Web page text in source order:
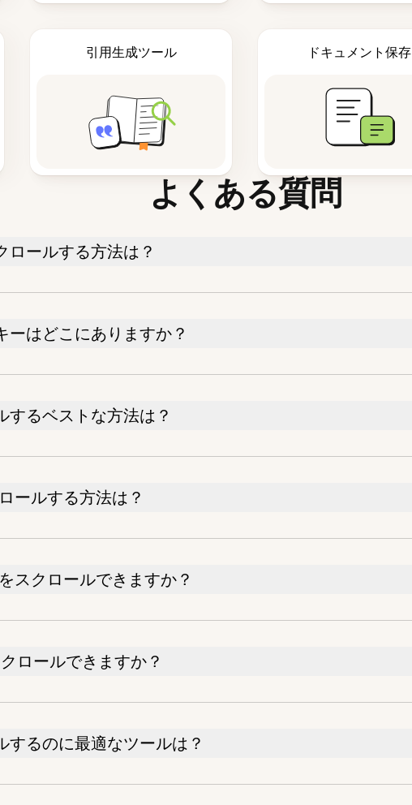
引用生成ツール ドキュメント保存
よくある質問
ロールする方法は？
はどこにありますか？
するベストな方法は？
ールする方法は？
クロールできますか？
ロールできますか？
するのに最適なツールは？